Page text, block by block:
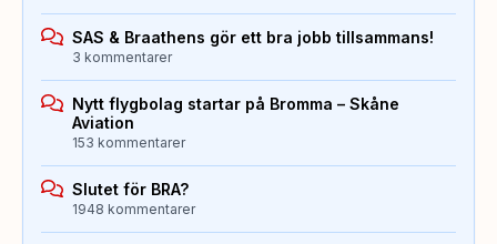
SAS & Braathens gör ett bra jobb tillsammans!
3 kommentarer
Nytt flygbolag startar på Bromma – Skåne
Aviation
153 kommentarer
Slutet för BRA?
1948 kommentarer